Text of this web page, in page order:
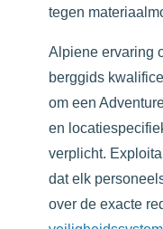
tegen
Alpiene ervaring
berggids
om een
en
verplicht.
dat elk
over de exacte